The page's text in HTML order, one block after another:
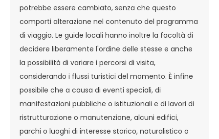
potrebbe essere cambiato, senza che questo
comporti alterazione nel contenuto del programma
di viaggio. Le guide locali hanno inoltre la facoltà di
decidere liberamente l'ordine delle stesse e anche
la possibilità di variare i percorsi di visita,
considerando i flussi turistici del momento. È infine
possibile che a causa di eventi speciali, di
manifestazioni pubbliche o istituzionali e di lavori di
ristrutturazione o manutenzione, alcuni edifici,
parchi o luoghi di interesse storico, naturalistico o